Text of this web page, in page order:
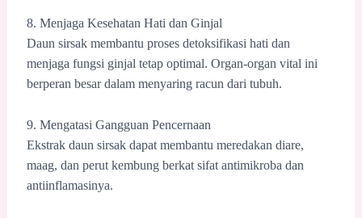
8. Menjaga Kesehatan Hati dan Ginjal
Daun sirsak membantu proses detoksifikasi hati dan
menjaga fungsi ginjal tetap optimal. Organ-organ vital ini
berperan besar dalam menyaring racun dari tubuh.
9. Mengatasi Gangguan Pencernaan
Ekstrak daun sirsak dapat membantu meredakan diare,
maag, dan perut kembung berkat sifat antimikroba dan
antiinflamasinya.